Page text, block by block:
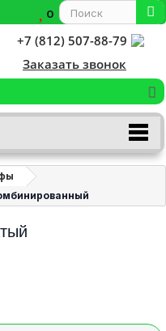
0
+7 (812) 507-88-79
Заказать звонок